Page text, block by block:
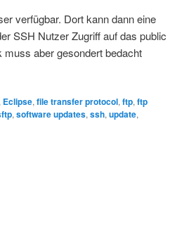
verfügbar. Dort kann dann eine
SSH Nutzer Zugriff auf das public
aber gesondert bedacht
Eclipse, file transfer protocol, ftp, ftp
, software updates, ssh, update,